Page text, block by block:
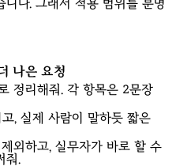
다. 그래서 적용 범위를 분명
나은 요청
정리해줘. 각 항목은 2문장
, 실제 사람이 말하듯 짧은
외하고, 실무자가 바로 할 수
.